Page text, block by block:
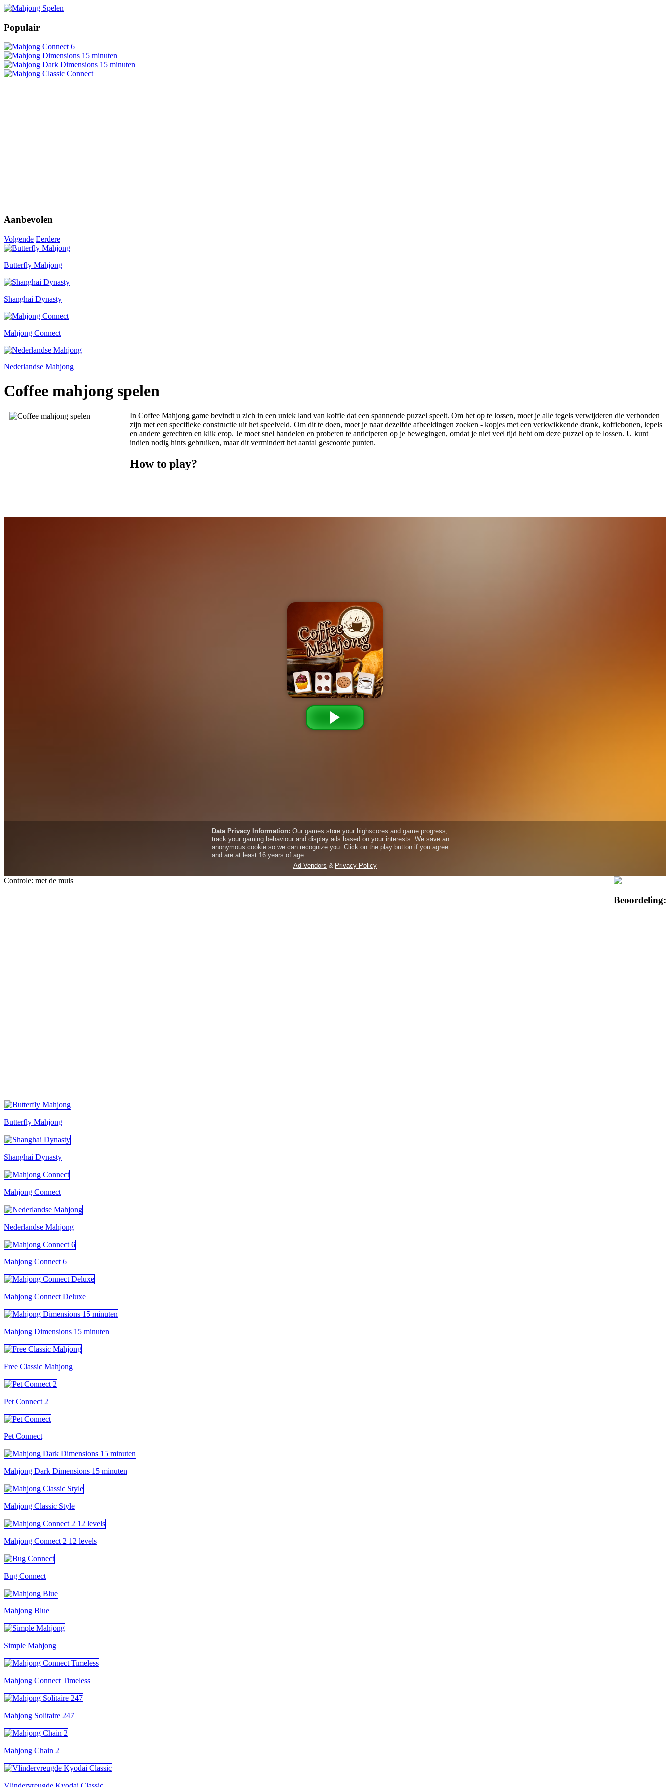
Populair
Aanbevolen
Volgende Eerdere
Butterfly Mahjong
Shanghai Dynasty
Mahjong Connect
Nederlandse Mahjong
Coffee mahjong spelen
In Coffee Mahjong game bevindt u zich in een uniek land van koffie dat een spannende puzzel speelt. Om het op te lossen, moet je alle tegels verwijderen die verbonden
zijn met een specifieke constructie uit het speelveld. Om dit te doen, moet je naar dezelfde afbeeldingen zoeken - kopjes met een verkwikkende drank, koffiebonen, lepels
en andere gerechten en klik erop. Je moet snel handelen en proberen te anticiperen op je bewegingen, omdat je niet veel tijd hebt om deze puzzel op te lossen. U kunt
indien nodig hints gebruiken, maar dit vermindert het aantal gescoorde punten.
How to play?
Controle: met de muis
Beoordeling:
Butterfly Mahjong
Shanghai Dynasty
Mahjong Connect
Nederlandse Mahjong
Mahjong Connect 6
Mahjong Connect Deluxe
Mahjong Dimensions 15 minuten
Free Classic Mahjong
Pet Connect 2
Pet Connect
Mahjong Dark Dimensions 15 minuten
Mahjong Classic Style
Mahjong Connect 2 12 levels
Bug Connect
Mahjong Blue
Simple Mahjong
Mahjong Connect Timeless
Mahjong Solitaire 247
Mahjong Chain 2